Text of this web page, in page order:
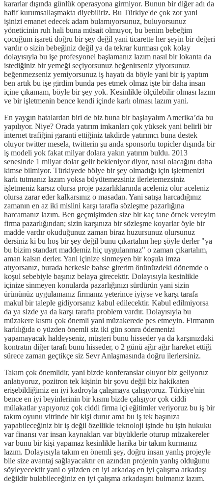
kararlar dışında günlük operasyona girmiyor. Bunun bir diğer adı da
hafif kurumsallaşmakta diyebiliriz. Bu Türkiye'de çok zor yani
işinizi emanet edecek adam bulamıyorsunuz, buluyorsunuz
yöneticinin ruh hali buna müsait olmuyor, bu benim bebeğim
çocuğum işareti doğru bir şey değil yani ticarette her şeyin bir değeri
vardır o sizin bebeğiniz değil ya da tekrar kurması çok kolay
dolayısıyla bu işe profesyonel başlamanız lazım nasıl bir lokanta da
istediğiniz bir yemeği seçiyorsunuz beğenirseniz yiyorsunuz
beğenmezseniz yemiyorsunuz iş hayatı da böyle yani bir iş yaptım
ben artık bu işe girdim bunda pes etmek olmaz işte bir daha insan
içine çıkamam, böyle bir şey yok. Kesinlikle ölçülebilir olması lazım
ve bir işletmenin bence kendi içinde karlı olması lazım yani.
En yaygın hatalardan biri de biz buna bir başlayalım Amerika’da bu
yapılıyor. Niye? Orada yatırım imkanları çok yüksek yani belirli bir
internet trafiğini garanti ettiğiniz takdirde yatırımcı buna destek
oluyor twitter mesela, twitterin şu anda sponsorlu topicler dışında bir
iş modeli yok fakat milyar dolara yakın yatırım buldu. 2013
senesinde 1 milyar dolar gelir bekleniyor diyor, nasıl olacağını daha
kimse bilmiyor. Türkiyede bölye bir şey olmadığı için işletmenizi
karlı tutmanız lazım yoksa büyütemezsiniz ilerletemezsiniz
işletmeniz karsız olursa proje pazarlıklarında aceleniz olur aceleniz
olursa zarar eder kalkarsınız o masadan. Yani satışa harcadığınız
zamanın en az iki mislini karşı tarafla sözleşme pazarlığına
harcamanız lazım. Ben geçmişimden size bir kaç tane örnek vereyim
firma pazarlığından; sizin karşınıza bir sözleşme koyarlar öyle bir
madde vardır okuduğunuz zaman biraz huzursunuz olursunuz
dersiniz ki bu hoş bir şey değil bunu çıkartalım hep şöyle derler "ya
bu bizim standart maddemiz hiç uygulanmaz" o zaman çıkartalım,
aman kalsın derler. Yani içinize sinmeyen bir koşula imza
atıyorsanız, burada herkesle bahse girerim önünüzdeki dönemde o
koşul sebebiyle başınız belaya girecektir. Dolayısıyla kesinlikle
içinize sinmeyen konularda pazarlığınızı sürdürün yani sizin
ürününüz uygulamanız firmanız yeterince iyiyse ve karşı tarafa
makul bir taleple gidiyorsanız kabul edilecektir. Kabul edilmiyorsa
da ya sizde ya da karşı tarafta problem vardır. Dolayısıyla bu
müzakere kısmı çok önemli yani müzakerede pes etmeyin. Firmanın
karlılığıda o yüzden önemli siz iki gün sonra ödemenizi
yapamayacak haldeyseniz, müşteri bunu hisseder ya da karşınızdaki
kontratın diğer tarafı bunu hisseder, o 2 günü ağır ağır hareket ettiği
sürece zaman geçtikçe siz Sevr Anlaşmasında doğru ilerlersiniz.
Takım çok önemlidir, yani bizde konferanslar oluyor biz geliyoruz
anlatıyoruz, pozitron tek kişinin bir şovu değil biz hakikaten
erişebildiğimiz en iyi kadroyla çalışmaya çalışıyoruz. Türkiye'nin
bence en iyi beyinlerinin bir kısmı bizde çalışıyor çok ciddi
mülakatlar yapıyoruz çok ciddi firma içi eğitimler veriyoruz bu iş bir
takım oyunu vitrinde bir kişi durur ama bu iş tek başınıza
yapabileceğiniz bir iş değil özellikle teknoloji işinde bu işin hukuku
var finansı var insan kaynakları var büyüklerle oturup müzakereler
var bunu bir kişi yapamaz kesinlikle harika bir takım kurmanız
lazım. Dolayısıyla takım en önemli şey, doğru insan yanlış projeyle
bile size avantaj sağlayacaktır en azından projenin yanlış olduğunu
söyleyecektir yani o yüzden en iyi arkadaş en iyi çalışma arkadaşı
değildir bulabileceğiniz en iyi çalışma arkadaşını bulmanız lazım.